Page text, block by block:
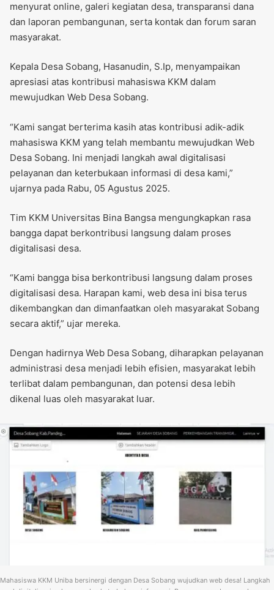
menyurat online, galeri kegiatan desa, transparansi dana
dan laporan pembangunan, serta kontak dan forum saran
masyarakat.
Kepala Desa Sobang, Hasanudin, S.Ip, menyampaikan
apresiasi atas kontribusi mahasiswa KKM dalam
mewujudkan Web Desa Sobang.
“Kami sangat berterima kasih atas kontribusi adik-adik
mahasiswa KKM yang telah membantu mewujudkan Web
Desa Sobang. Ini menjadi langkah awal digitalisasi
pelayanan dan keterbukaan informasi di desa kami,”
ujarnya pada Rabu, 05 Agustus 2025.
Tim KKM Universitas Bina Bangsa mengungkapkan rasa
bangga dapat berkontribusi langsung dalam proses
digitalisasi desa.
“Kami bangga bisa berkontribusi langsung dalam proses
digitalisasi desa. Harapan kami, web desa ini bisa terus
dikembangkan dan dimanfaatkan oleh masyarakat Sobang
secara aktif,” ujar mereka.
Dengan hadirnya Web Desa Sobang, diharapkan pelayanan
administrasi desa menjadi lebih efisien, masyarakat lebih
terlibat dalam pembangunan, dan potensi desa lebih
dikenal luas oleh masyarakat luar.
Mahasiswa KKM Uniba bersinergi dengan Desa Sobang wujudkan web desa! Langkah